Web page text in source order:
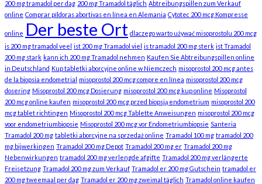
200 mg tramadol per dag 200 mg Tramadol täglich Abtreibungspillen zum Verkauf
online Comprar píldoras abortivas en línea en Alemania Cytotec 200 mcg Kompresse
online Der beste Ort dlaczego warto używać misoprostolu 200 mcg
is 200 mg tramadol veel ist 200 mg Tramadol viel is tramadol 200 mg sterk ist Tramadol
200 mg stark kann ich 200 mg Tramadol nehmen Kaufen Sie Abtreibungspillen online
in Deutschland Kup tabletki aborcyjne online w Niemczech misoprostol 200 mcg antes
de la biopsia endometrial misoprostol 200 mcg compre en línea misoprostol 200 mcg
dosering Misoprostol 200 mcg Dosierung misoprostol 200 mcg kup online Misoprostol
200 mcg online kaufen misoprostol 200 mcg przed biopsją endometrium misoprostol 200
mcg tablet richtingen Misoprostol 200 mcg Tablette Anweisungen misoprostol 200 mcg
voor endometriumbiopsie Misoprostol 200 mcg vor Endometriumbiopsie Santeria
Tramadol 200 mg tabletki aborcyjne na sprzedaż online Tramadol 100 mg tramadol 200
mg bijwerkingen Tramadol 200 mg Depot Tramadol 200 mg er Tramadol 200 mg
Nebenwirkungen tramadol 200 mg verlengde afgifte Tramadol 200 mg verlängerte
Freisetzung Tramadol 200 mg zum Verkauf Tramadol er 200 mg Gutschein tramadol er
200 mg tweemaal per dag Tramadol er 200 mg zweimal täglich Tramadol online kaufen